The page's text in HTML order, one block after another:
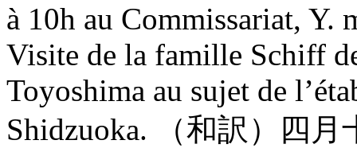
à 10h au Commissariat, Y.
Visite de la famille Schiff
Toyoshima au sujet de
Shidzuoka. （和訳）四